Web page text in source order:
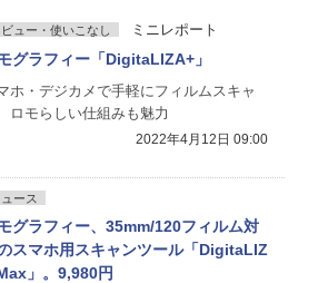
ビュー・使いこなし ミニレポート
グラフィー「DigitaLIZA+」
ホ・デジカメで手軽にフィルムスキャ
モらしい仕組みも魅力
2022年4月12日 09:00
ュース
グラフィー、35mm/120フィルム対
スマホ用スキャンツール「DigitaLIZ
」。9,980円